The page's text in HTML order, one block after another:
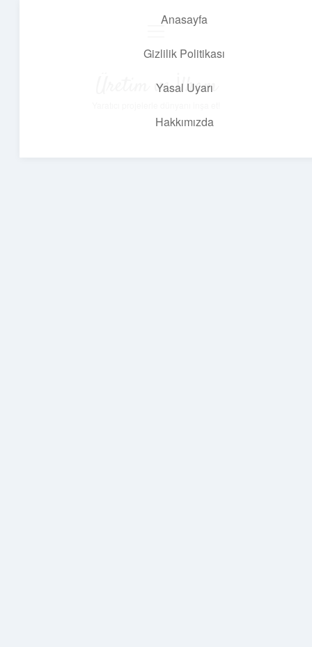
Anasayfa
Gizlilik Politikası
Yasal Uyarı
Hakkımızda
Üretim ve İlham